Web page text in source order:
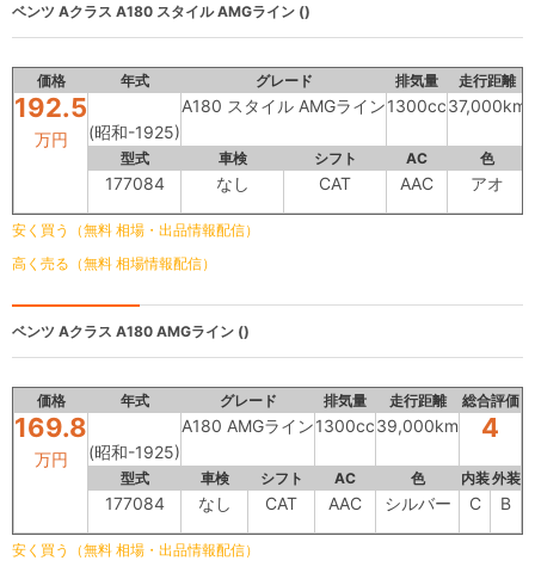
ベンツ Aクラス A180 スタイル AMGライン ()
価格 年式 グレード 排気量 走行距離
192.5
万円 (昭和-1925)
A180 スタイル AMGライン1300cc37,000km
型式 車検 シフト AC 色
177084 なし CAT AAC アオ
安く買う（無料 相場・出品情報配信）
高く売る（無料 相場情報配信）
ベンツ Aクラス A180 AMGライン ()
価格 年式 グレード 排気量 走行距離 総合評価
169.8
万円 (昭和-1925)
A180 AMGライン1300cc39,000km 4
型式 車検 シフト AC 色 内装外装
177084 なし CAT AAC シルバー C B
安く買う（無料 相場・出品情報配信）